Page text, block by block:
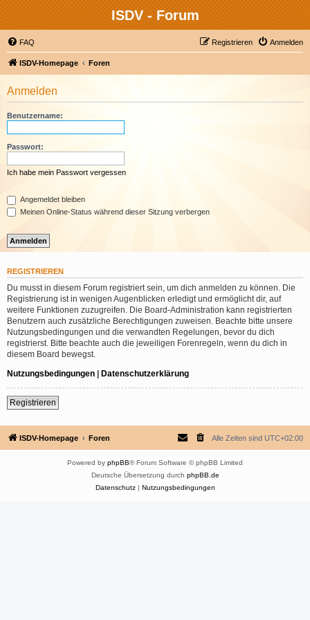
ISDV - Forum
FAQ Anmelden
Registrieren
ISDV-Homepage Foren
Anmelden
Benutzername:
Passwort:
Ich habe mein Passwort vergessen
Angemeldet bleiben
Meinen Online-Status während dieser Sitzung verbergen
REGISTRIEREN
Du musst in diesem Forum registriert sein, um dich anmelden zu können. Die
Registrierung ist in wenigen Augenblicken erledigt und ermöglicht dir, auf
weitere Funktionen zuzugreifen. Die Board-Administration kann registrierten
Benutzern auch zusätzliche Berechtigungen zuweisen. Beachte bitte unsere
Nutzungsbedingungen und die verwandten Regelungen, bevor du dich
registrierst. Bitte beachte auch die jeweiligen Forenregeln, wenn du dich in
diesem Board bewegst.
Nutzungsbedingungen | Datenschutzerklärung
Registrieren
ISDV-Homepage Foren Alle Zeiten sind UTC+02:00
Powered by phpBB® Forum Software © phpBB Limited
Deutsche Übersetzung durch phpBB.de
Datenschutz| Nutzungsbedingungen